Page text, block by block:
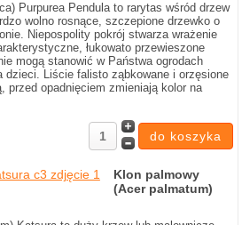
Purpurea Pendula to rarytas wśród drzew
wolno rosnące, szczepione drzewko o
Niepospolity pokrój stwarza wrażenie
łukowato przewieszone
mogą stanowić w Państwa ogrodach
dzieci. Liście falisto ząbkowane i orzęsione
przed opadnięciem zmieniają kolor na
Klon palmowy
(Acer palmatum)